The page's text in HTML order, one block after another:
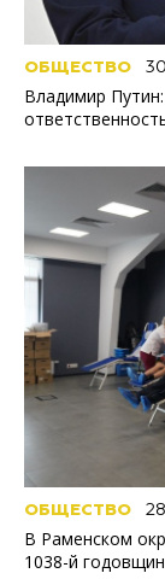
ОБЩЕСТВО
Владимир
ОБЩЕСТВО
В Раменском
1038-й